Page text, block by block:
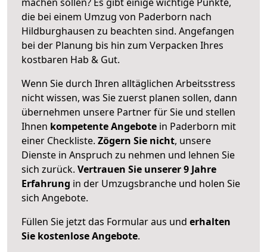
die bei einem Umzug von Paderborn nach
Hildburghausen zu beachten sind. Angefangen
bei der Planung bis hin zum Verpacken Ihres
kostbaren Hab & Gut.
Wenn Sie durch Ihren alltäglichen Arbeitsstress
nicht wissen, was Sie zuerst planen sollen, dann
übernehmen unsere Partner für Sie und stellen
Ihnen kompetente Angebote in Paderborn mit
einer Checkliste. Zögern Sie nicht, unsere
Dienste in Anspruch zu nehmen und lehnen Sie
sich zurück. Vertrauen Sie unserer 9 Jahre
Erfahrung in der Umzugsbranche und holen Sie
sich Angebote.
Füllen Sie jetzt das Formular aus und erhalten
Sie kostenlose Angebote.